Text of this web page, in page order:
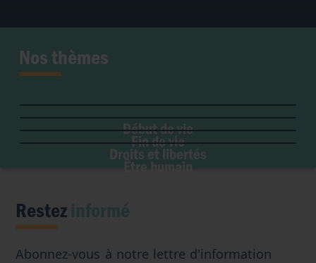
Nos thèmes
Début de vie
Fertilité et grossesse
Embryon
GPA
Avortement
Fin de vie
Euthanasie
Don d'organes
Droits et libertés
Liberté de conscience
Liberté institutionnelle
Accès aux origines
Être humain
Maladie & handicap
Genre & sexualité
Eugénisme
Transhumanisme
Restezinformé
Abonnez-vous à notre lettre d'information